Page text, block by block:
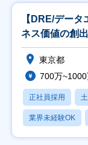
【DRE/デー
ネス価値の創
東京都
700万
正社員採用
業界未経験OK